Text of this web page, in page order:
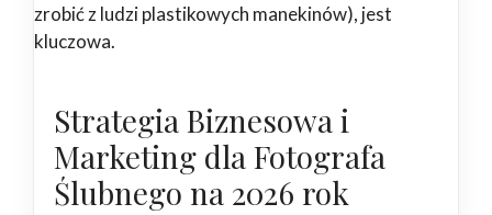
zrobić z ludzi plastikowych manekinów), jest
kluczowa.
Strategia Biznesowa i
Marketing dla Fotografa
Ślubnego na 2026 rok